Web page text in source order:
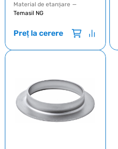
Material de etanșare —
Temasil NG
Preț la cerere